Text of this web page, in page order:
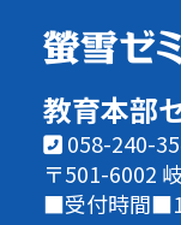
教育本部
058-240-
〒501-6002
■受付時間■